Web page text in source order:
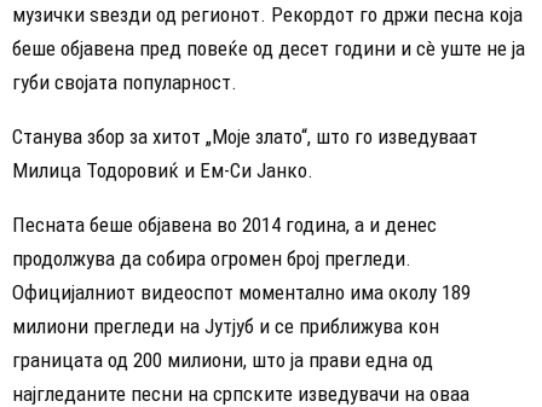
музички ѕвезди од регионот. Рекордот го држи песна која
беше објавена пред повеќе од десет години и сè уште не ја
губи својата популарност.
Станува збор за хитот „Моје злато“, што го изведуваат
Милица Тодоровиќ и Ем-Си Јанко.
Песната беше објавена во 2014 година, а и денес
продолжува да собира огромен број прегледи.
Официјалниот видеоспот моментално има околу 189
милиони прегледи на Јутјуб и се приближува кон
границата од 200 милиони, што ја прави една од
најгледаните песни на српските изведувачи на оваа